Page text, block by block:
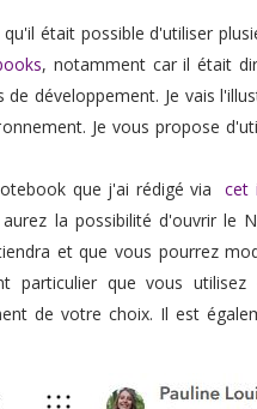
était possible d'utiliser
, notamment car il était
développement. Je vais
Je vous propose
que j'ai rédigé via cet
la possibilité d'ouvrir le
et que vous pourrez
particulier que vous
de votre choix. Il est